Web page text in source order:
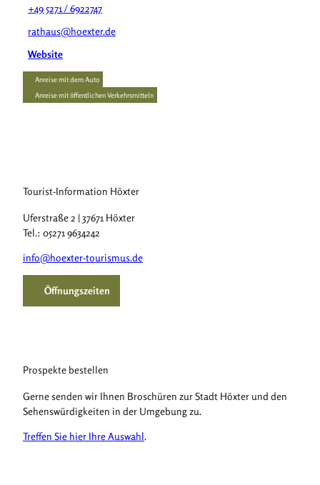
+49 5271 / 6922747
rathaus@hoexter.de
Website
Anreise mit dem Auto
Anreise mit öffentlichen Verkehrsmitteln
Tourist-Information Höxter
Uferstraße 2 | 37671 Höxter
Tel.: 05271 9634242
info@hoexter-tourismus.de
Öffnungszeiten
Prospekte bestellen
Gerne senden wir Ihnen Broschüren zur Stadt Höxter und den
Sehenswürdigkeiten in der Umgebung zu.
Treffen Sie hier Ihre Auswahl.